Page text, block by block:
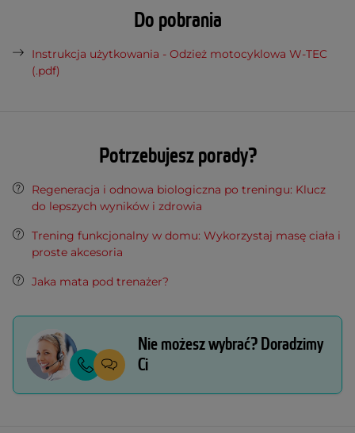
Do pobrania
Instrukcja użytkowania - Odzież motocyklowa W-TEC
(.pdf)
Potrzebujesz porady?
Regeneracja i odnowa biologiczna po treningu: Klucz
do lepszych wyników i zdrowia
Trening funkcjonalny w domu: Wykorzystaj masę ciała i
proste akcesoria
Jaka mata pod trenażer?
Nie możesz wybrać? Doradzimy
Ci